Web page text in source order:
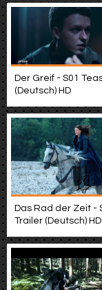
Der Greif - S01
(Deutsch) HD
Das Rad der Zeit -
Trailer (Deutsch) HD